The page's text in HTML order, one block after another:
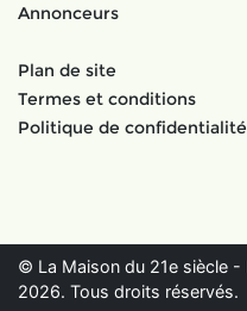
Annonceurs
Plan de site
Termes et conditions
Politique de confidentialité
© La Maison du 21e siècle -
2026. Tous droits réservés.